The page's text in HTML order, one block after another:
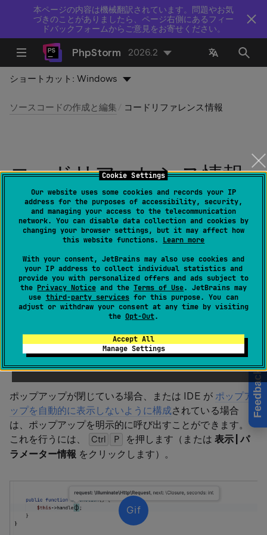
Cookie Settings
Our website uses some cookies and records your IP
address for the purposes of accessibility, security,
and managing your access to the telecommunication
network. You can disable data collection and cookies by
changing your browser settings, but it may affect how
this website functions. Learn more
With your consent, JetBrains may also use cookies and
your IP address to collect individual statistics and
provide you with personalized offers and ads subject to
the Privacy Noticeand the Terms of Use. JetBrains may
use third-party servicesfor this purpose. You can
adjust or withdraw your consent at any time by visiting
the Opt-Out.
Accept All
Manage Settings
本ページの内容は機械翻訳されています。問題やお気
づきのことがありましたら、ページ右側にあるフィー
ドバックフォームからご意見をお寄せください。
Feedback
PhpStorm 2026.2
ショートカット:Windows
ソースコードの作成と編集 コードリファレンス情報
コードリファレンス情報
最終更新日： 2026 年 8 月 5 日
パラメーター情報​
パラメーター情報ポップアップには、メソッド呼び出し
と関数呼び出しのパラメーターの名前が表示されます。
エディターで角括弧を入力するか、候補リストからメソ
ッドを選択すると、PhpStorm は1 秒（1000 ミリ秒）以
内に利用可能なすべてのメソッドシグネチャーを含むポ
ップアップを自動で表示します。
ポップアップが閉じている場合、または IDE が ポップア
ップを自動的に表示しないように構成されている場合
は、ポップアップを明示的に呼び出すことができます。
これを行うには、
Ctrl 0
P を押します（または 表示 | パ
ラメーター情報 をクリックします）。
Gif